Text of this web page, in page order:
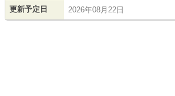
更新予定日 2026年08月22日